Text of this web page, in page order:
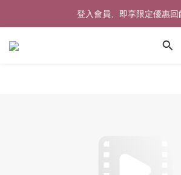
🎉新北淡水實體門市🤗歡迎蒞臨
登入會員、即享限定優惠回
🎉新北淡水實體門市🤗歡迎蒞臨